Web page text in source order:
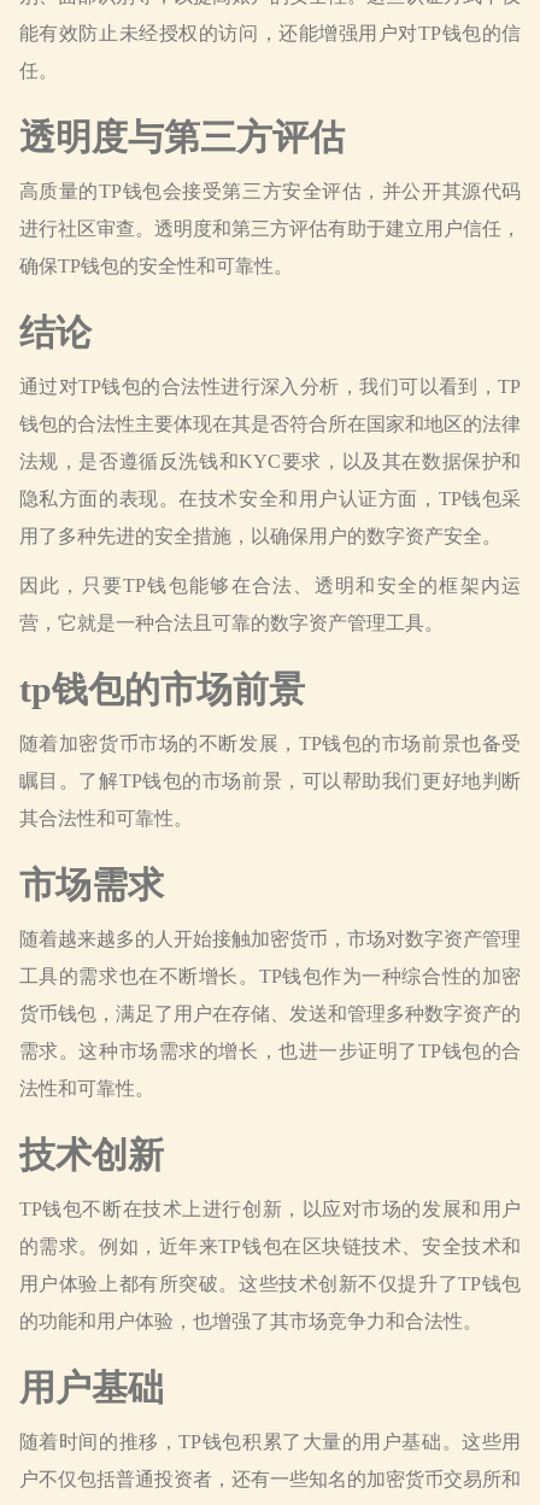
能有效防止未经授权的访问，还能增强用户对TP钱包的信
任。
透明度与第三方评估
高质量的TP钱包会接受第三方安全评估，并公开其源代码
进行社区审查。透明度和第三方评估有助于建立用户信任，
确保TP钱包的安全性和可靠性。
结论
通过对TP钱包的合法性进行深入分析，我们可以看到，TP
钱包的合法性主要体现在其是否符合所在国家和地区的法律
法规，是否遵循反洗钱和KYC要求，以及其在数据保护和
隐私方面的表现。在技术安全和用户认证方面，TP钱包采
用了多种先进的安全措施，以确保用户的数字资产安全。
因此，只要TP钱包能够在合法、透明和安全的框架内运
营，它就是一种合法且可靠的数字资产管理工具。
tp钱包的市场前景
随着加密货币市场的不断发展，TP钱包的市场前景也备受
瞩目。了解TP钱包的市场前景，可以帮助我们更好地判断
其合法性和可靠性。
市场需求
随着越来越多的人开始接触加密货币，市场对数字资产管理
工具的需求也在不断增长。TP钱包作为一种综合性的加密
货币钱包，满足了用户在存储、发送和管理多种数字资产的
需求。这种市场需求的增长，也进一步证明了TP钱包的合
法性和可靠性。
技术创新
TP钱包不断在技术上进行创新，以应对市场的发展和用户
的需求。例如，近年来TP钱包在区块链技术、安全技术和
用户体验上都有所突破。这些技术创新不仅提升了TP钱包
的功能和用户体验，也增强了其市场竞争力和合法性。
用户基础
随着时间的推移，TP钱包积累了大量的用户基础。这些用
户不仅包括普通投资者，还有一些知名的加密货币交易所和